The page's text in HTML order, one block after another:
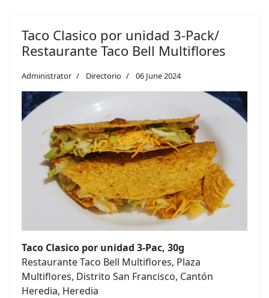
Taco Clasico por unidad 3-Pack/
Restaurante Taco Bell Multiflores
Administrator Directorio 06 June 2024
Taco Clasico por unidad 3-Pac, 30g
Restaurante Taco Bell Multiflores, Plaza
Multiflores, Distrito San Francisco, Cantón
Heredia, Heredia